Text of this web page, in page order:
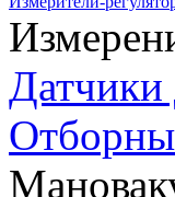
Датчики